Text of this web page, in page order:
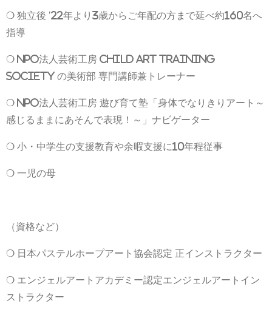
❍ 独立後 ’22年より3歳からご年配の方まで延べ約160名へ
指導
❍ NPO法人芸術工房 Child Art Training
Society の美術部 専門講師兼トレーナー
❍ NPO法人芸術工房 遊び育て塾 「身体でなりきりアート～
感じるままにあそんで表現！～」ナビゲーター
❍ 小・中学生の支援教育や余暇支援に10年程従事
❍ 一児の母
（資格など）
❍ 日本パステルホープアート協会認定 正インストラクター
❍ エンジェルアートアカデミー認定エンジェルアートイン
ストラクター